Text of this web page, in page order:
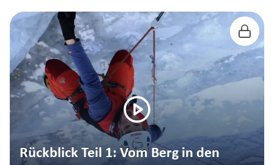
Rückblick Teil 1: Vom Berg in den